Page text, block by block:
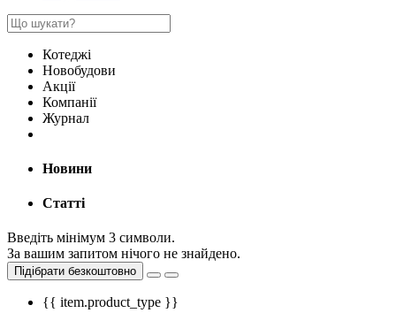
Котеджі
Новобудови
Акції
Компанії
Журнал
Новини
Статті
Введіть мінімум 3 символи.
За вашим запитом нічого не знайдено.
Підібрати безкоштовно
{{ item.product_type }}